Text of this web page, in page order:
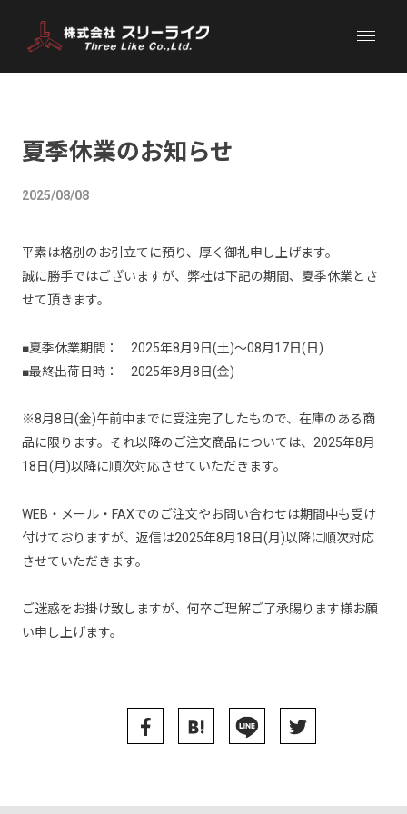
夏季休業のお知らせ
2025/08/08
平素は格別のお引立てに預り、厚く御礼申し上げます。
誠に勝手ではございますが、弊社は下記の期間、夏季休業とさ
せて頂きます。
■夏季休業期間： 2025年8月9日(土)～08月17日(日)
■最終出荷日時： 2025年8月8日(金)
※8月8日(金)午前中までに受注完了したもので、在庫のある商
品に限ります。それ以降のご注文商品については、2025年8月
18日(月)以降に順次対応させていただきます。
WEB・メール・FAXでのご注文やお問い合わせは期間中も受け
付けておりますが、返信は2025年8月18日(月)以降に順次対応
させていただきます。
ご迷惑をお掛け致しますが、何卒ご理解ご了承賜ります様お願
い申し上げます。